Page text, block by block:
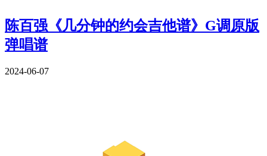
陈百强《几分钟的约会吉他谱》G调原版
弹唱谱
2024-06-07